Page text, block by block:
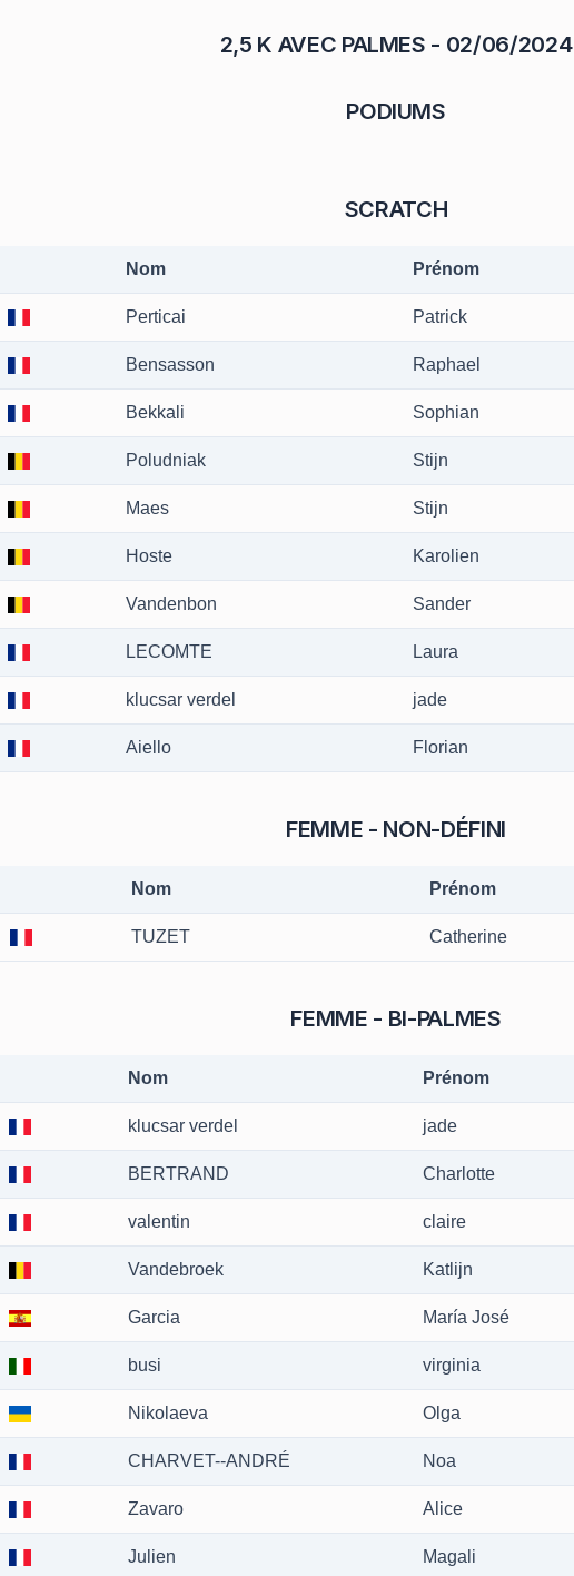
2,5 K AVEC PALMES - 02/06/2024
PODIUMS
SCRATCH
Nom Prénom
Perticai Patrick
Bensasson Raphael
Bekkali Sophian
Poludniak Stijn
Maes Stijn
Hoste Karolien
Vandenbon Sander
LECOMTE Laura
klucsar verdel jade
Aiello Florian
FEMME - NON-DÉFINI
Nom Prénom
TUZET Catherine
FEMME - BI-PALMES
Nom Prénom
klucsar verdel jade
BERTRAND Charlotte
valentin claire
Vandebroek Katlijn
Garcia María José
busi virginia
Nikolaeva Olga
CHARVET--ANDRÉ Noa
Zavaro Alice
Julien Magali